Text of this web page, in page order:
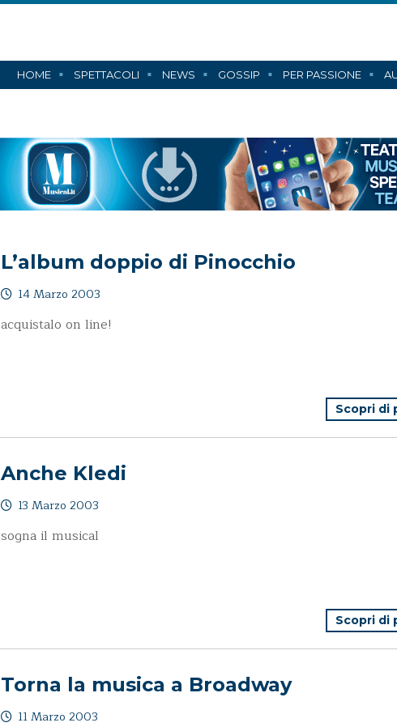
HOME SPETTACOLI NEWS GOSSIP PER PASSIONE
L’album doppio di Pinocchio
14 Marzo 2003
acquistalo on line!
Scopri di
Anche Kledi
13 Marzo 2003
sogna il musical
Scopri di
Torna la musica a Broadway
11 Marzo 2003